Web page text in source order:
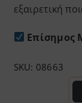
εξαιρετική
Επίσημος
SKU: 08663